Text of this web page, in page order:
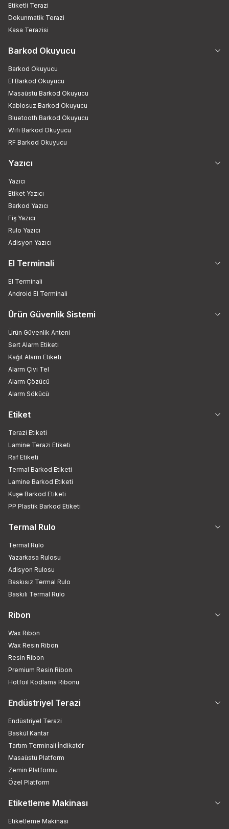
Etiketli Terazi
Dokunmatik Terazi
Kasa Terazisi
Barkod Okuyucu
Barkod Okuyucu
El Barkod Okuyucu
Masaüstü Barkod Okuyucu
Kablosuz Barkod Okuyucu
Bluetooth Barkod Okuyucu
Wifi Barkod Okuyucu
RF Barkod Okuyucu
Yazıcı
Yazıcı
Etiket Yazıcı
Barkod Yazıcı
Fiş Yazıcı
Rulo Yazıcı
Adisyon Yazıcı
El Terminali
El Terminali
Android El Terminali
Ürün Güvenlik Sistemi
Ürün Güvenlik Anteni
Sert Alarm Etiketi
Kağıt Alarm Etiketi
Alarm Çivi Tel
Alarm Çözücü
Alarm Sökücü
Etiket
Terazi Etiketi
Lamine Terazi Etiketi
Raf Etiketi
Termal Barkod Etiketi
Lamine Barkod Etiketi
Kuşe Barkod Etiketi
PP Plastik Barkod Etiketi
Termal Rulo
Termal Rulo
Yazarkasa Rulosu
Adisyon Rulosu
Baskısız Termal Rulo
Baskılı Termal Rulo
Ribon
Wax Ribon
Wax Resin Ribon
Resin Ribon
Premium Resin Ribon
Hotfoil Kodlama Ribonu
Endüstriyel Terazi
Endüstriyel Terazi
Baskül Kantar
Tartım Terminali İndikatör
Masaüstü Platform
Zemin Platformu
Özel Platform
Etiketleme Makinası
Etiketleme Makinası